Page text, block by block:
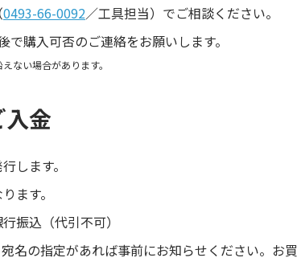
0493-66-0092／工具担当）でご相談ください。
で購入可否のご連絡をお願いします。
ない場合があります。
金
します。
ます。
振込（代引不可）
名の指定があれば事前にお知らせください。